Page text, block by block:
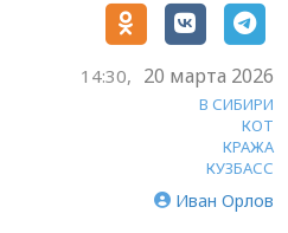
14:30, 20 марта 2026
В СИБИРИ
КОТ
КРАЖА
КУЗБАСС
Иван Орлов